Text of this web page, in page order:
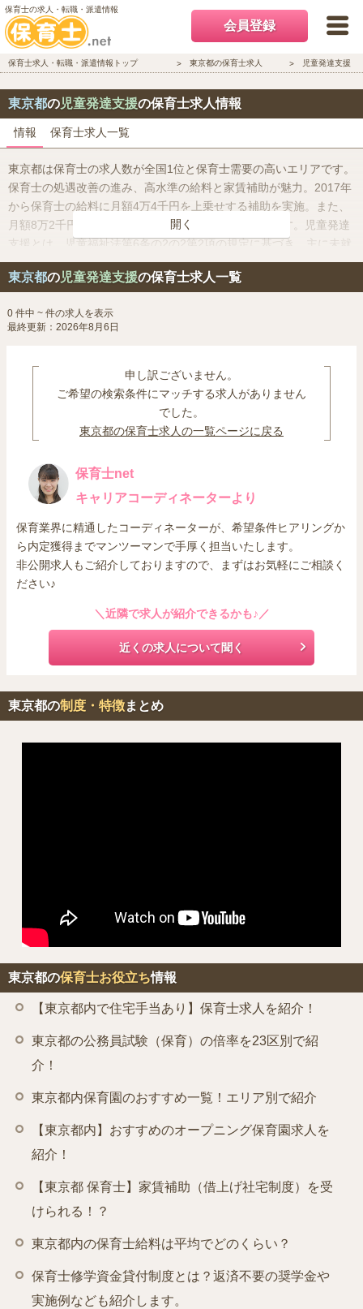
保育士の求人・転職・派遣情報
会員登録
保育士求人・転職・派遣情報トップ 東京都の保育士求人 児童発達支援
東京都の児童発達支援の保育士求人情報
情報 保育士求人一覧
東京都は保育士の求人数が全国1位と保育士需要の高いエリアです。
保育士の処遇改善の進み、高水準の給料と家賃補助が魅力。2017年
から保育士の給料に月額4万4千円を上乗せする補助を実施。また、
月額8万2千円を上限に家賃補助を受けることもできます。児童発達
支援とは、児童福祉法第6条の2の2第2項の規定に基づき、主に未就
学児の障害のある子どもに対して、日常生活での基本的な動作を指
導したり、知識技能を与えたり、集団生活に適応する訓練を行うな
支援は、大きく「発達支援（狭義）」「家族支援」「地域支援」に
ることが求められており、これらが密に連携して情報共有すること
で、子どもへの理解を深める必要があります。
開く
東京都の児童発達支援の保育士求人一覧
0 件中 ~ 件の求人を表示
最終更新：2026年8月6日
申し訳ございません。
ご希望の検索条件にマッチする求人がありません
でした。
東京都の保育士求人の一覧ページに戻る
保育士net
キャリアコーディネーターより
保育業界に精通したコーディネーターが、希望条件ヒアリングか
ら内定獲得までマンツーマンで手厚く担当いたします。
非公開求人もご紹介しておりますので、まずはお気軽にご相談く
ださい♪
＼近隣で求人が紹介できるかも♪／
近くの求人について聞く
東京都の制度・特徴まとめ
東京都の保育士お役立ち情報
【東京都内で住宅手当あり】保育士求人を紹介！
東京都の公務員試験（保育）の倍率を23区別で紹
介！
東京都内保育園のおすすめ一覧！エリア別で紹介
【東京都内】おすすめのオープニング保育園求人を
紹介！
【東京都 保育士】家賃補助（借上げ社宅制度）を受
けられる！？
東京都内の保育士給料は平均でどのくらい？
保育士修学資金貸付制度とは？返済不要の奨学金や
実施例なども紹介します。